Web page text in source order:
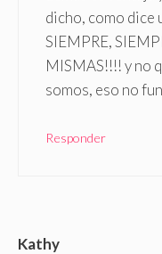
dicho, como dice
SIEMPRE,
MISMAS!!!! y no
somos, eso no
Responder
Kathy